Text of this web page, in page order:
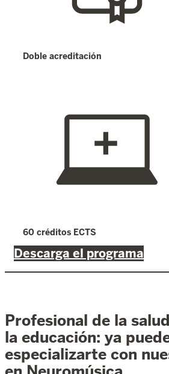
Doble acreditación
60 créditos ECTS
Descarga el programa
Profesional de la
la educación: ya
especializarte con